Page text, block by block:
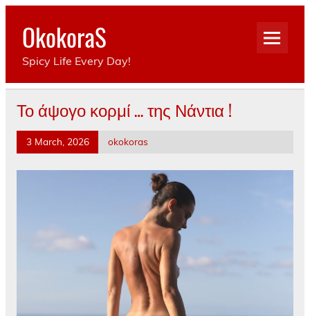
Skip
contentOkokoraS
Spicy Life Every Day!
Το άψογο κορμί … της Νάντια !
3 March, 2026 okokoras